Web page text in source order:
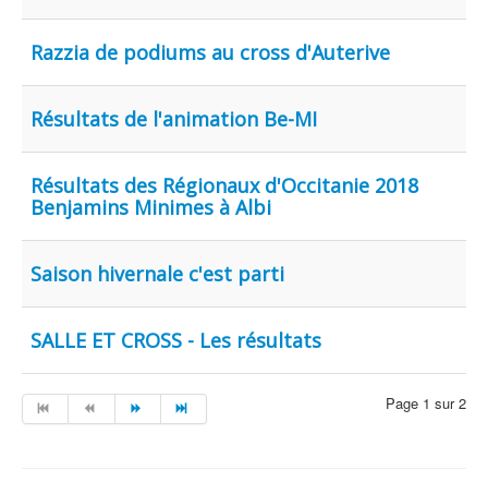
Razzia de podiums au cross d'Auterive
Résultats de l'animation Be-MI
Résultats des Régionaux d'Occitanie 2018
Benjamins Minimes à Albi
Saison hivernale c'est parti
SALLE ET CROSS - Les résultats
Page 1 sur 2